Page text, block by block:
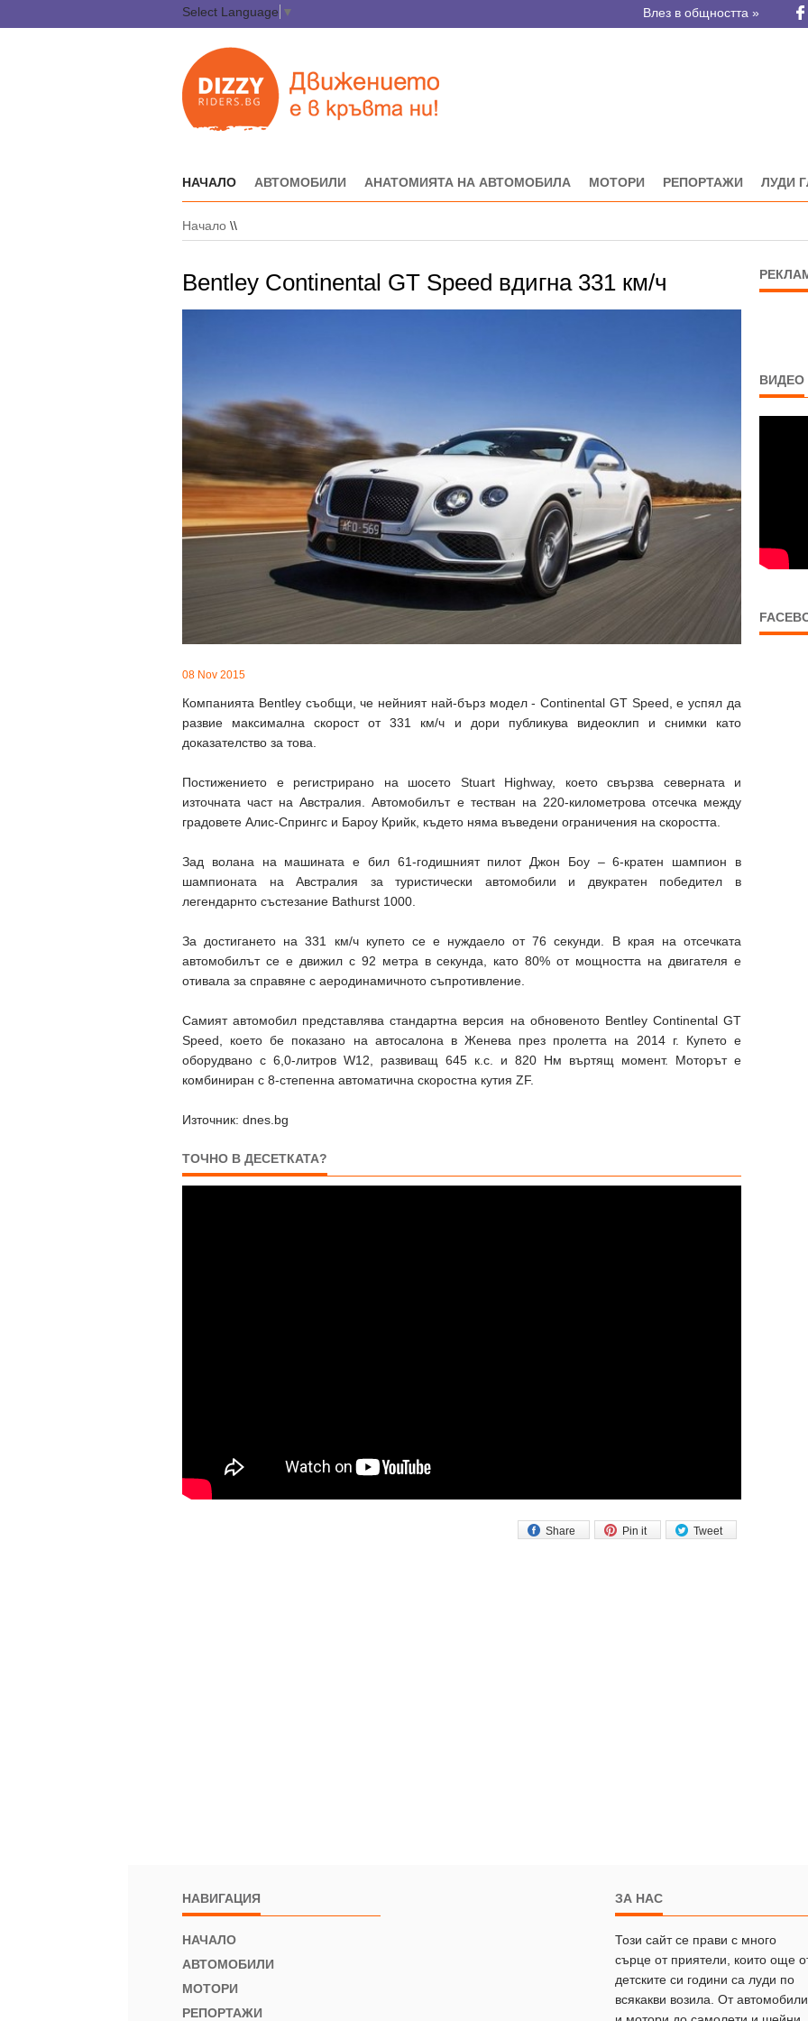
Select Language ▼ Влез в общността »
НАЧАЛО АВТОМОБИЛИ АНАТОМИЯТА НА АВТОМОБИЛА МОТОРИ РЕПОРТАЖИ ЛУДИ
Начало \\
Bentley Continental GT Speed вдигна 331 км/ч
08 Nov 2015
Компанията Bentley съобщи, че нейният най-бърз модел - Continental GT Speed, е успял да
развие максимална скорост от 331 км/ч и дори публикува видеоклип и снимки като
доказателство за това.
Постижението е регистрирано на шосето Stuart Highway, което свързва северната и
източната част на Австралия. Автомобилът е тестван на 220-километрова отсечка между
градовете Алис-Спрингс и Бароу Крийк, където няма въведени ограничения на скоростта.
Зад волана на машината е бил 61-годишният пилот Джон Боу – 6-кратен шампион в
шампионата на Австралия за туристически автомобили и двукратен победител в
легендарнто състезание Bathurst 1000.
За достигането на 331 км/ч купето се е нуждаело от 76 секунди. В края на отсечката
автомобилът се е движил с 92 метра в секунда, като 80% от мощността на двигателя е
отивала за справяне с аеродинамичното съпротивление.
Самият автомобил представлява стандартна версия на обновеното Bentley Continental GT
Speed, което бе показано на автосалона в Женева през пролетта на 2014 г. Купето е
оборудвано с 6,0-литров W12, развиващ 645 к.с. и 820 Нм въртящ момент. Моторът е
комбиниран с 8-степенна автоматична скоростна кутия ZF.
Източник: dnes.bg
ТОЧНО В ДЕСЕТКАТА?
Tweet
Pin it
Share
ВИДЕО
НАВИГАЦИЯ
НАЧАЛО
АВТОМОБИЛИ
МОТОРИ
РЕПОРТАЖИ
ЗА НАС
Този сайт се прави с много
сърце от приятели, които още
детските си години са луди по
всякакви возила. От автомобили